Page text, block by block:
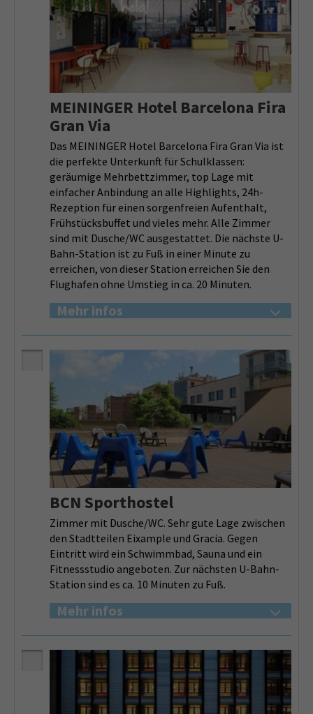
MEININGER Hotel Barcelona Fira
Gran Via
Das MEININGER Hotel Barcelona Fira Gran Via ist
die perfekte Unterkunft für Schulklassen:
geräumige Mehrbettzimmer, top Lage mit
einfacher Anbindung an alle Highlights, 24h-
Rezeption für einen sorgenfreien Aufenthalt,
Frühstücksbuffet und vieles mehr. Alle Zimmer
sind mit Dusche/WC ausgestattet. Die nächste U-
Bahn-Station ist zu Fuß in einer Minute zu
erreichen, von dieser Station erreichen Sie den
Flughafen ohne Umstieg in ca. 20 Minuten.
Mehr infos
BCN Sporthostel
Zimmer mit Dusche/WC. Sehr gute Lage zwischen
den Stadtteilen Eixample und Gracia. Gegen
Eintritt wird ein Schwimmbad, Sauna und ein
Fitnessstudio angeboten. Zur nächsten U-Bahn-
Station sind es ca. 10 Minuten zu Fuß.
Mehr infos